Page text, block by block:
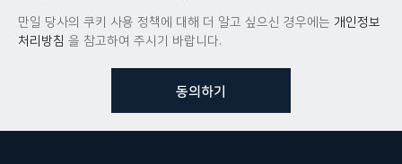
만일 당사의 쿠키 사용 정책에 대해 더 알고 싶으신 경우에는 개인정보
처리방침 을 참고하여 주시기 바랍니다.
동의하기